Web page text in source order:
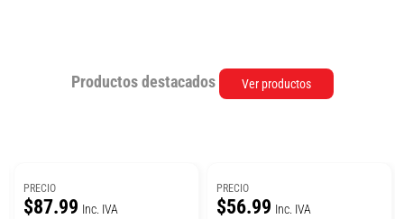
Productos destacados Ver productos
PRECIO
$87.99 Inc. IVA
PRECIO
$56.99 Inc. IVA